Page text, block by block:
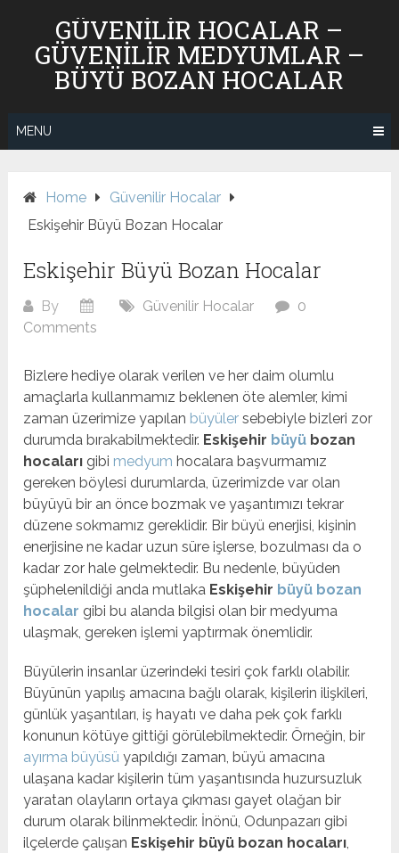
content
GÜVENILIR HOCALAR –
GÜVENILIR MEDYUMLAR –
BÜYÜ BOZAN HOCALAR
MENU
Home
Güvenilir Hocalar
Eskişehir Büyü Bozan Hocalar
Eskişehir Büyü Bozan Hocalar
By Güvenilir Hocalar
0
Comments
Bizlere hediye olarak verilen ve her daim olumlu
amaçlarla kullanmamız beklenen öte alemler, kimi
zaman üzerimize yapılan büyüler sebebiyle bizleri zor
durumda bırakabilmektedir. Eskişehir büyü bozan
hocaları gibi medyum hocalara başvurmamız
gereken böylesi durumlarda, üzerimizde var olan
büyüyü bir an önce bozmak ve yaşantımızı tekrar
düzene sokmamız gereklidir. Bir büyü enerjisi, kişinin
enerjisine ne kadar uzun süre işlerse, bozulması da o
kadar zor hale gelmektedir. Bu nedenle, büyüden
şüphelenildiği anda mutlaka Eskişehir büyü bozan
hocalar gibi bu alanda bilgisi olan bir medyuma
ulaşmak, gereken işlemi yaptırmak önemlidir.
Büyülerin insanlar üzerindeki tesiri çok farklı olabilir.
Büyünün yapılış amacına bağlı olarak, kişilerin ilişkileri,
günlük yaşantıları, iş hayatı ve daha pek çok farklı
konunun kötüye gittiği görülebilmektedir. Örneğin, bir
ayırma büyüsü yapıldığı zaman, büyü amacına
ulaşana kadar kişilerin tüm yaşantısında huzursuzluk
yaratan olayların ortaya çıkması gayet olağan bir
durum olarak bilinmektedir. İnönü, Odunpazarı gibi
ilçelerde çalışan Eskişehir büyü bozan hocaları,